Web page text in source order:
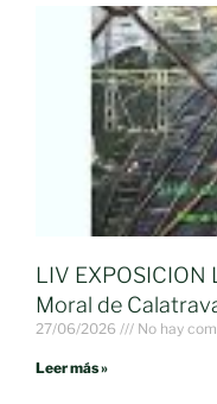
LIV EXPOSICION
Moral de
27/06/2026 No hay
Leer más »